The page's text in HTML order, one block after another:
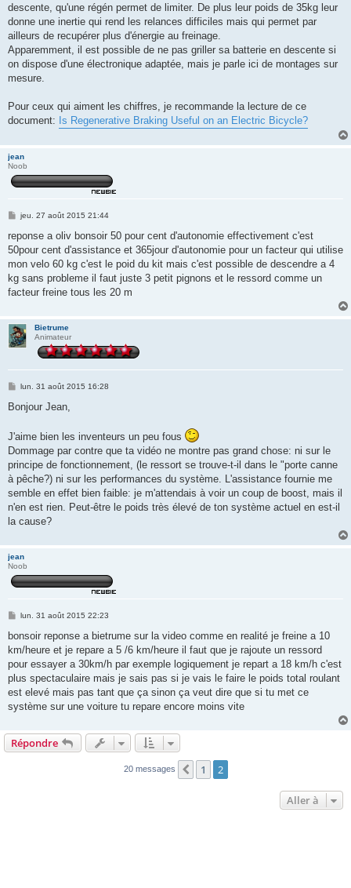
descente, qu'une régén permet de limiter. De plus leur poids de 35kg leur
donne une inertie qui rend les relances difficiles mais qui permet par
ailleurs de recupérer plus d'énergie au freinage.
Apparemment, il est possible de ne pas griller sa batterie en descente si
on dispose d'une électronique adaptée, mais je parle ici de montages sur
mesure.
Pour ceux qui aiment les chiffres, je recommande la lecture de ce
document: Is Regenerative Braking Useful on an Electric Bicycle?
jean
Noob
M
s
s
a
g
jeu. 27 août 2015 21:44
reponse a oliv bonsoir 50 pour cent d'autonomie effectivement c'est
50pour cent d'assistance et 365jour d'autonomie pour un facteur qui utilise
mon velo 60 kg c'est le poid du kit mais c'est possible de descendre a 4
kg sans probleme il faut juste 3 petit pignons et le ressord comme un
facteur freine tous les 20 m
Bietrume
Animateur
M
s
g
e
lun. 31 août 2015 16:28
Bonjour Jean,
J'aime bien les inventeurs un peu fous
Dommage par contre que ta vidéo ne montre pas grand chose: ni sur le
principe de fonctionnement, (le ressort se trouve-t-il dans le "porte canne
à pêche?) ni sur les performances du système. L'assistance fournie me
semble en effet bien faible: je m'attendais à voir un coup de boost, mais il
n'en est rien. Peut-être le poids très élevé de ton système actuel en est-il
la cause?
jean
Noob
M
s
a
g
lun. 31 août 2015 22:23
bonsoir reponse a bietrume sur la video comme en realité je freine a 10
km/heure et je repare a 5 /6 km/heure il faut que je rajoute un ressord
pour essayer a 30km/h par exemple logiquement je repart a 18 km/h c'est
plus spectaculaire mais je sais pas si je vais le faire le poids total roulant
est elevé mais pas tant que ça sinon ça veut dire que si tu met ce
système sur une voiture tu repare encore moins vite
Répondre
20 messages Précédente
1 2
Aller à